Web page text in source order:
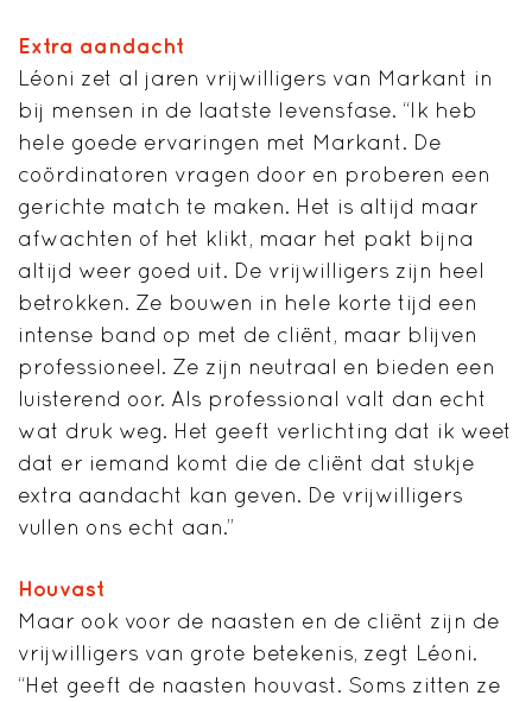
Extra aandacht
Léoni zet al jaren vrijwilligers van Markant in
bij mensen in de laatste levensfase. “Ik heb
hele goede ervaringen met Markant. De
coördinatoren vragen door en proberen een
gerichte match te maken. Het is altijd maar
afwachten of het klikt, maar het pakt bijna
altijd weer goed uit. De vrijwilligers zijn heel
betrokken. Ze bouwen in hele korte tijd een
intense band op met de cliënt, maar blijven
professioneel. Ze zijn neutraal en bieden een
luisterend oor. Als professional valt dan echt
wat druk weg. Het geeft verlichting dat ik weet
dat er iemand komt die de cliënt dat stukje
extra aandacht kan geven. De vrijwilligers
vullen ons echt aan.”
Houvast
Maar ook voor de naasten en de cliënt zijn de
vrijwilligers van grote betekenis, zegt Léoni.
“Het geeft de naasten houvast. Soms zitten ze